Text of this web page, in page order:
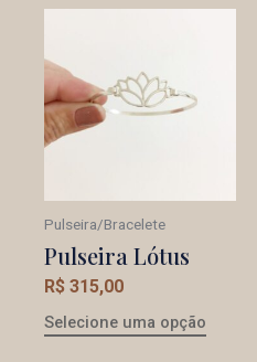
Pulseira/Bracelete
Pulseira Lótus
R$ 315,00
Selecione uma opção